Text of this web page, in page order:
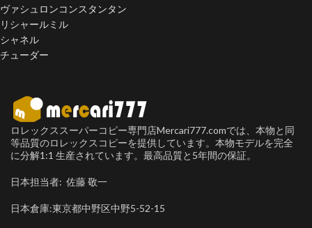
ヴァシュロンコンスタンタン
リシャールミル
シャネル
チューダー
ロレックススーパーコピー専門店Mercari777.comでは、本物と同
等品質のロレックスコピーを提供しています。本物モデルを完全
に分解1:1 生産されています。最高品質と5年間の保証。
日本担当者: 佐藤 敬一
日本倉庫:東京都中野区中野5-52-15